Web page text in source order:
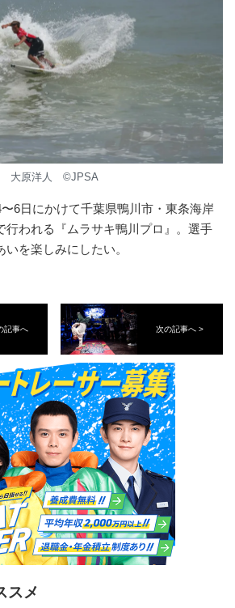
大原洋人 ©️JPSA
6日にかけて千葉県鴨川市・東条海岸
行われる『ムラサキ鴨川プロ』。選手
を楽しみにしたい。
記事へ 次の記事へ >
スメ